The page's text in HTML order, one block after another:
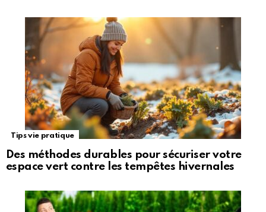
Tips vie pratique
Des méthodes durables pour sécuriser votre
espace vert contre les tempêtes hivernales